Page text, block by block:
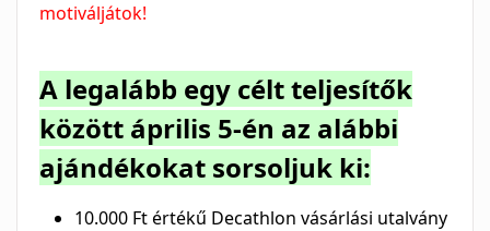
motiváljátok!
A legalább egy célt teljesítők
között április 5-én az alábbi
ajándékokat sorsoljuk ki:
10.000 Ft értékű Decathlon vásárlási utalvány